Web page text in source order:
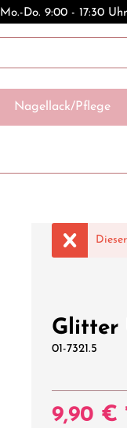
Mo.-Do. 9:00 - 17:30
Nagellack/Pflege
Glitter
01-7321.5
9,90 €